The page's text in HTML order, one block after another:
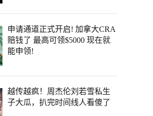
申请通道正式开启! 加拿大CRA
赔钱了 最高可领$5000 现在就
能申领!
越传越疯！周杰伦刘若雪私生
子大瓜，扒完时间线人看傻了